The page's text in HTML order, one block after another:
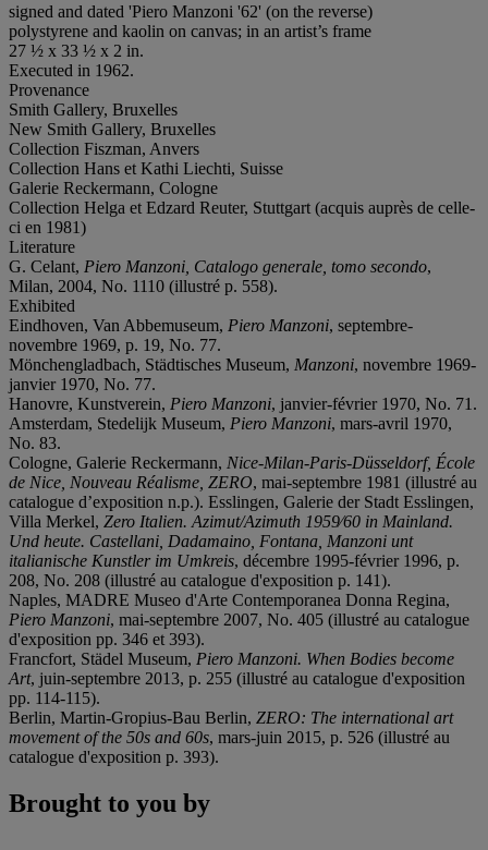
signed and dated 'Piero Manzoni '62' (on the reverse)
polystyrene and kaolin on canvas; in an artist’s frame
27 ½ x 33 ½ x 2 in.
Executed in 1962.
Provenance
Smith Gallery, Bruxelles
New Smith Gallery, Bruxelles
Collection Fiszman, Anvers
Collection Hans et Kathi Liechti, Suisse
Galerie Reckermann, Cologne
Collection Helga et Edzard Reuter, Stuttgart (acquis auprès de celle-
ci en 1981)
Literature
G. Celant, Piero Manzoni, Catalogo generale, tomo secondo,
Milan, 2004, No. 1110 (illustré p. 558).
Exhibited
Eindhoven, Van Abbemuseum, Piero Manzoni, septembre-
novembre 1969, p. 19, No. 77.
Mönchengladbach, Städtisches Museum, Manzoni, novembre 1969-
janvier 1970, No. 77.
Hanovre, Kunstverein, Piero Manzoni, janvier-février 1970, No. 71.
Amsterdam, Stedelijk Museum, Piero Manzoni, mars-avril 1970,
No. 83.
Cologne, Galerie Reckermann, Nice-Milan-Paris-Düsseldorf, École
de Nice, Nouveau Réalisme, ZERO, mai-septembre 1981 (illustré au
catalogue d’exposition n.p.). Esslingen, Galerie der Stadt Esslingen,
Villa Merkel, Zero Italien. Azimut/Azimuth 1959⁄60 in Mainland.
Und heute. Castellani, Dadamaino, Fontana, Manzoni unt
italianische Kunstler im Umkreis, décembre 1995-février 1996, p.
208, No. 208 (illustré au catalogue d'exposition p. 141).
Naples, MADRE Museo d'Arte Contemporanea Donna Regina,
Piero Manzoni, mai-septembre 2007, No. 405 (illustré au catalogue
d'exposition pp. 346 et 393).
Francfort, Städel Museum, Piero Manzoni. When Bodies become
Art, juin-septembre 2013, p. 255 (illustré au catalogue d'exposition
pp. 114-115).
Berlin, Martin-Gropius-Bau Berlin, ZERO: The international art
movement of the 50s and 60s, mars-juin 2015, p. 526 (illustré au
catalogue d'exposition p. 393).
Brought to you by